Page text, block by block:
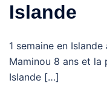
Islande
1 semaine en
Maminou 8 ans et
Islande […]